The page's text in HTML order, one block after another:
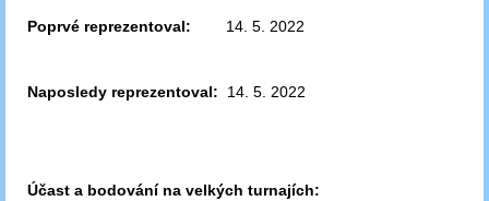
Poprvé reprezentoval: 14. 5. 2022
Naposledy reprezentoval: 14. 5. 2022
Účast a bodování na velkých turnajích: